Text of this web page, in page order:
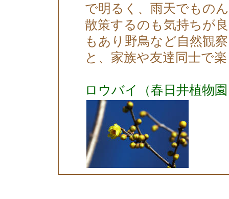
で明るく、雨天でもの
散策するのも気持ちが
もあり野鳥など自然観
と、家族や友達同士で
ロウバイ（春日井植物